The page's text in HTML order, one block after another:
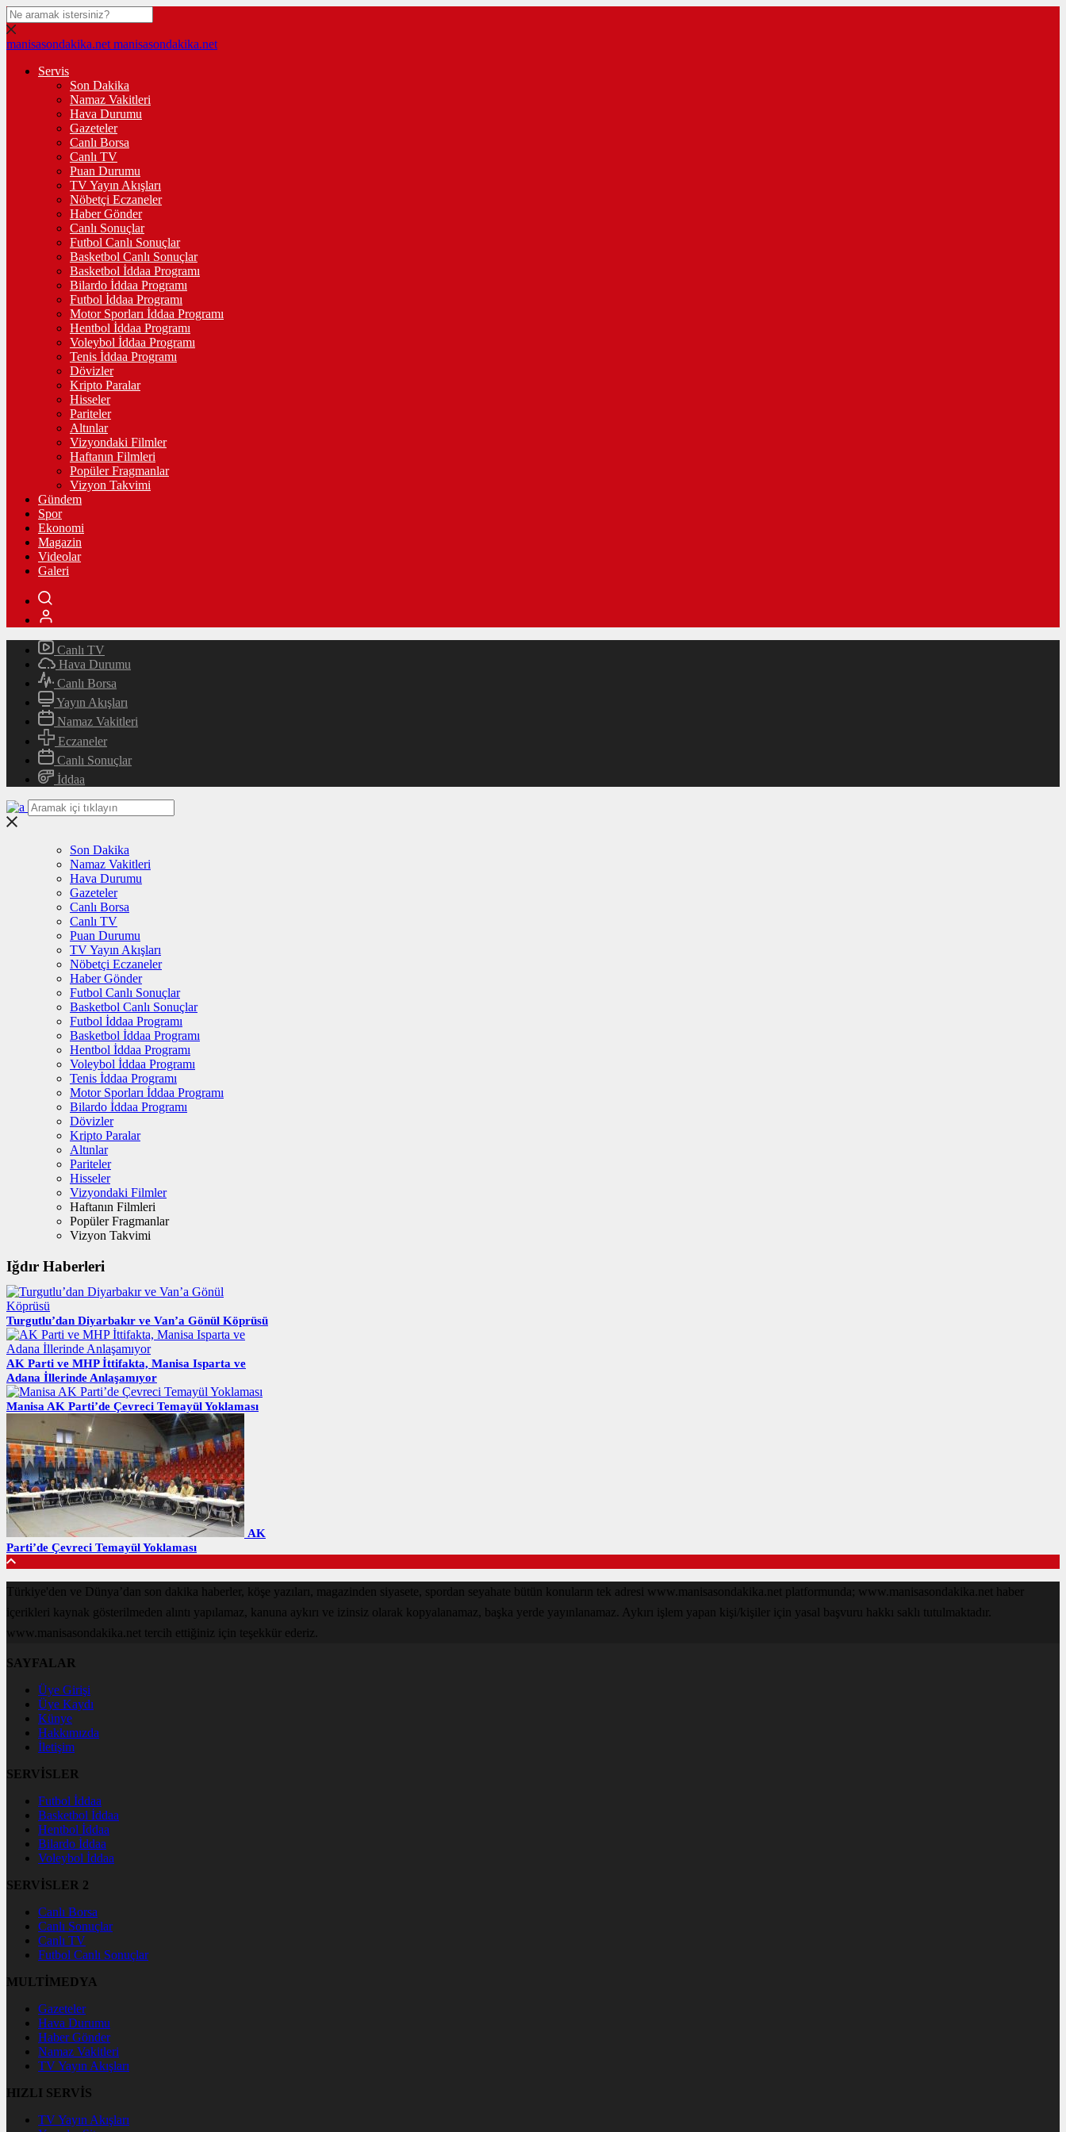
manisasondakika.net manisasondakika.net
Servis
Son Dakika
Namaz Vakitleri
Hava Durumu
Gazeteler
Canlı Borsa
Canlı TV
Puan Durumu
TV Yayın Akışları
Nöbetçi Eczaneler
Haber Gönder
Canlı Sonuçlar
Futbol Canlı Sonuçlar
Basketbol Canlı Sonuçlar
Basketbol İddaa Programı
Bilardo İddaa Programı
Futbol İddaa Programı
Motor Sporları İddaa Programı
Hentbol İddaa Programı
Voleybol İddaa Programı
Tenis İddaa Programı
Dövizler
Kripto Paralar
Hisseler
Pariteler
Altınlar
Vizyondaki Filmler
Haftanın Filmleri
Popüler Fragmanlar
Vizyon Takvimi
Gündem
Spor
Ekonomi
Magazin
Videolar
Galeri
Canlı TV
Hava Durumu
Canlı Borsa
Yayın Akışları
Namaz Vakitleri
Eczaneler
Canlı Sonuçlar
İddaa
Son Dakika
Namaz Vakitleri
Hava Durumu
Gazeteler
Canlı Borsa
Canlı TV
Puan Durumu
TV Yayın Akışları
Nöbetçi Eczaneler
Haber Gönder
Futbol Canlı Sonuçlar
Basketbol Canlı Sonuçlar
Futbol İddaa Programı
Basketbol İddaa Programı
Hentbol İddaa Programı
Voleybol İddaa Programı
Tenis İddaa Programı
Motor Sporları İddaa Programı
Bilardo İddaa Programı
Dövizler
Kripto Paralar
Altınlar
Pariteler
Hisseler
Vizyondaki Filmler
Haftanın Filmleri
Popüler Fragmanlar
Vizyon Takvimi
Iğdır Haberleri
Turgutlu’dan Diyarbakır ve Van’a Gönül Köprüsü
AK Parti ve MHP İttifakta, Manisa Isparta ve
Adana İllerinde Anlaşamıyor
Manisa AK Parti’de Çevreci Temayül Yoklaması
AK
Parti’de Çevreci Temayül Yoklaması
Türkiye'den ve Dünya’dan son dakika haberler, köşe yazıları, magazinden siyasete, spordan seyahate bütün konuların tek adresi www.manisasondakika.net platformunda; www.manisasondakika.net haber
içerikleri kaynak gösterilmeden alıntı yapılamaz, kanuna aykırı ve izinsiz olarak kopyalanamaz, başka yerde yayınlanamaz. Aykırı işlem yapan kişi/kişiler için yasal başvuru hakkı saklı tutulmaktadır.
www.manisasondakika.net tercih ettiğiniz için teşekkür ederiz.
SAYFALAR
Üye Girişi
Üye Kaydı
Künye
Hakkımızda
İletişim
SERVİSLER
Futbol İddaa
Basketbol İddaa
Hentbol İddaa
Bilardo İddaa
Voleybol İddaa
SERVİSLER 2
Canlı Borsa
Canlı Sonuçlar
Canlı TV
Futbol Canlı Sonuçlar
MULTİMEDYA
Gazeteler
Hava Durumu
Haber Gönder
Namaz Vakitleri
TV Yayın Akışları
HIZLI SERVİS
TV Yayın Akışları